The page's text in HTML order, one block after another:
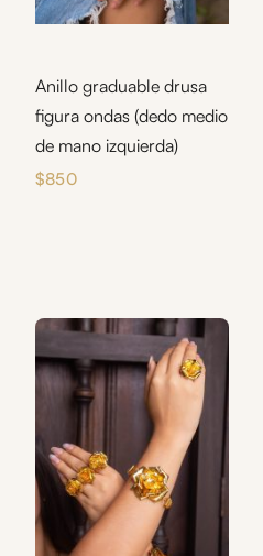
Anillo graduable drusa
figura ondas (dedo medio
de mano izquierda)
$850